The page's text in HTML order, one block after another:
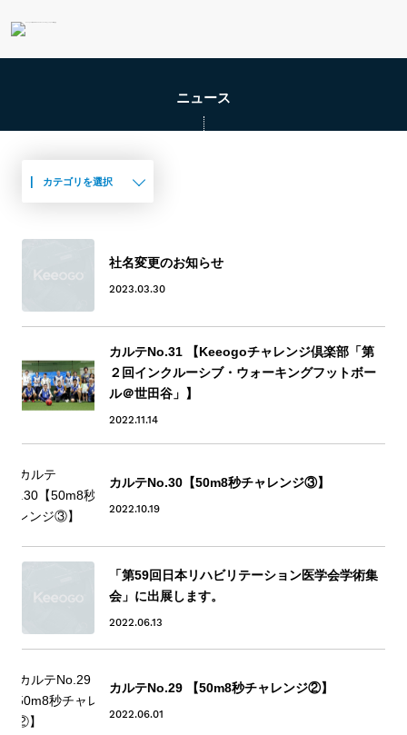
ニュース
カテゴリを選択
社名変更のお知らせ
2023.03.30
カルテNo.31 【Keeogoチャレンジ倶楽部「第
２回インクルーシブ・ウォーキングフットボー
ル＠世田谷」】
2022.11.14
カルテNo.30【50m8秒チャレンジ③】
2022.10.19
「第59回日本リハビリテーション医学会学術集
会」に出展します。
2022.06.13
カルテNo.29 【50m8秒チャレンジ②】
2022.06.01